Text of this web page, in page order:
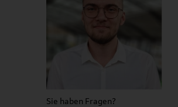
Sie haben Fragen?